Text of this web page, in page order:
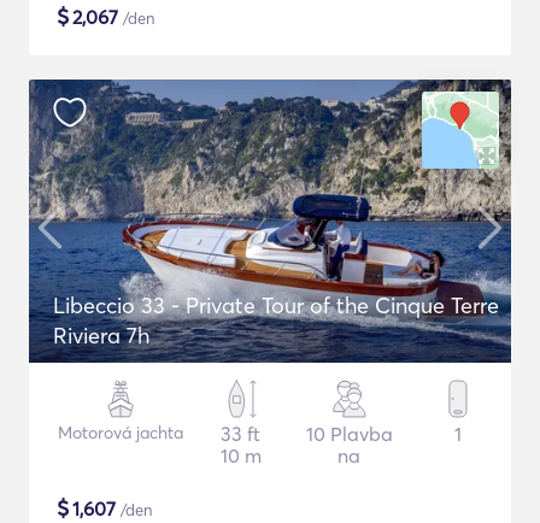
$2,067 /den
Libeccio 33 - Private Tour of the Cinque Terre
Riviera 7h
Motorová jachta
33 ft
10 m
10 Plavba
na
1
$1,607 /den